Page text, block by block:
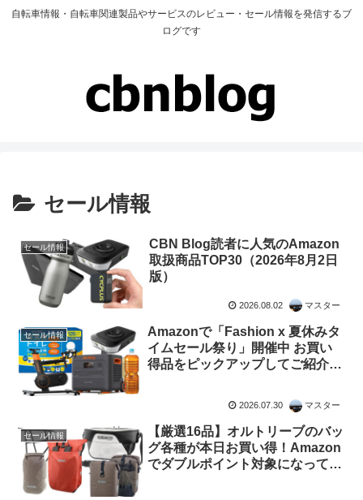
自転車情報・自転車関連製品やサービスのレビュー・セール情報を発信するブ
ログです
セール情報
セール情報
CBN Blog読者に人気のAmazon
取扱商品TOP30（2026年8月2日
版）
2026.08.02 マスター
セール情報
Amazonで「Fashion x 夏休みタ
イムセール祭り」開催中 お買い
得品をピックアップしてご紹介し
2026.07.30 マスター
セール情報
【厳選16品】オルトリーブのバッ
グ各種が本日お買い得！Amazon
でダブルポイント対象になってい